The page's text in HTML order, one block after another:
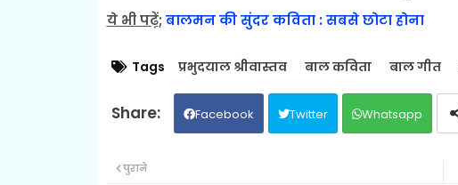
ये भी पढ़ें; बालमन की सुंदर कविता : सबसे छोटा होना
Tags प्रभुदयाल श्रीवास्तव बाल कविता बाल गीत
Facebook Twitter Whatsapp
पुराने